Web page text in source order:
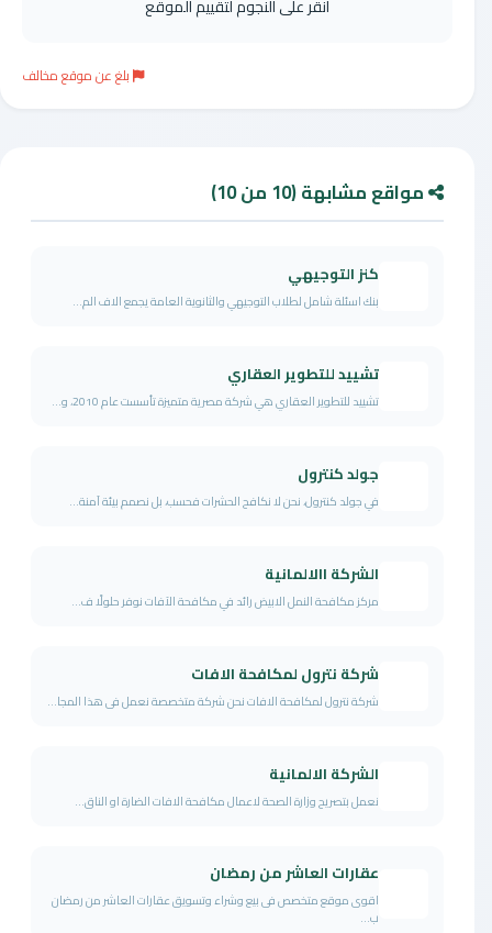
انقر على النجوم لتقييم الموقع
بلغ عن موقع مخالف
مواقع مشابهة (10 من 10)
كنز التوجيهي
بنك اسئلة شامل لطلاب التوجيهي والثانوية العامة يجمع الاف الم...
تشييد للتطوير العقاري
تشييد للتطوير العقاري هي شركة مصرية متميزة تأسست عام 2010، و...
جولد كنترول
في جولد كنترول، نحن لا نكافح الحشرات فحسب، بل نصمم بيئة آمنة...
الشركة االالمانية
مركز مكافحة النمل الابيض رائد في مكافحة الآفات نوفر حلولًا ف...
شركة نترول لمكافحة الافات
شركة نترول لمكافحة الافات نحن شركة متخصصة نعمل فى هذا المجا...
الشركة الالمانية
نعمل بتصريح وزارة الصحة لاعمال مكافحة الافات الضارة او الناق...
عقارات العاشر من رمضان
اقوى موقع متخصص فى بيع وشراء وتسويق عقارات العاشر من رمضان
ب...